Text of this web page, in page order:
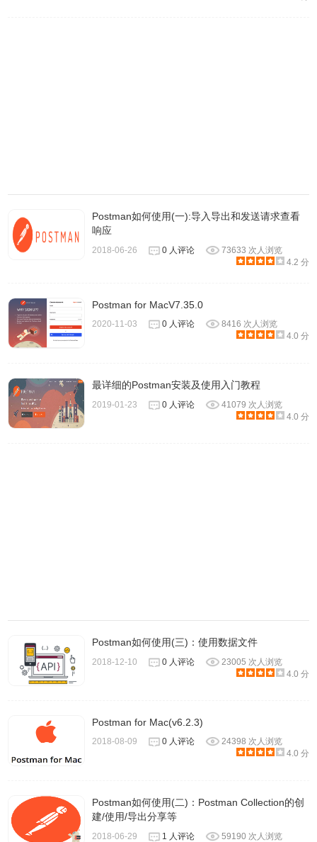
Postman如何使用(一):导入导出和发送请求查看
响应
2018-06-26 0 人评论
73633 次人浏览
4.2 分
Postman for MacV7.35.0
2020-11-03 0 人评论
8416 次人浏览
4.0 分
最详细的Postman安装及使用入门教程
2019-01-23 0 人评论
41079 次人浏览
4.0 分
Postman如何使用(三)：使用数据文件
2018-12-10 0 人评论
23005 次人浏览
4.0 分
Postman for Mac(v6.2.3)
2018-08-09 0 人评论
24398 次人浏览
4.0 分
Postman如何使用(二)：Postman Collection的创
建/使用/导出分享等
2018-06-29 1 人评论
59190 次人浏览